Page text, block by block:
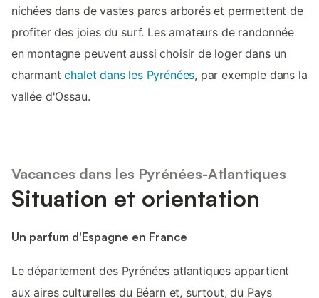
nichées dans de vastes parcs arborés et permettent de
profiter des joies du surf. Les amateurs de randonnée
en montagne peuvent aussi choisir de loger dans un
charmantchalet dans les Pyrénées, par exemple dans la
vallée d'Ossau.
Vacances dans les Pyrénées-Atlantiques
Situation et orientation
Un parfum d'Espagne en France
Le département des Pyrénées atlantiques appartient
aux aires culturelles du Béarn et, surtout, du Pays